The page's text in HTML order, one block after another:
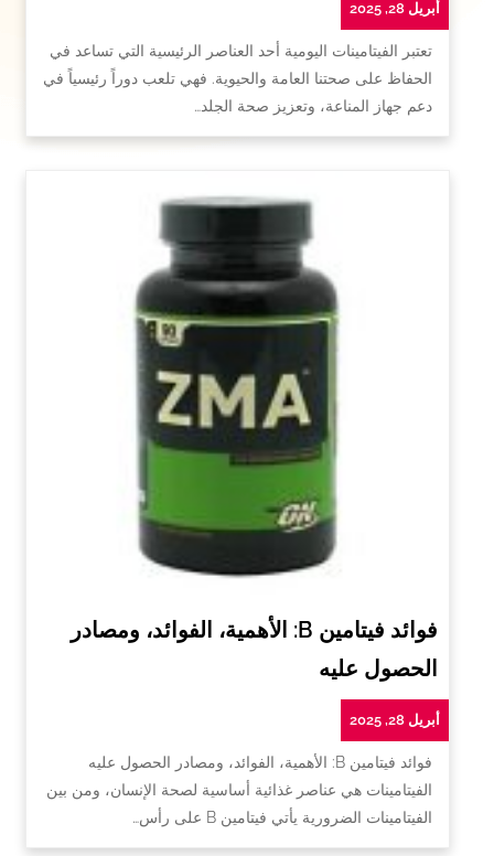
أبريل 28, 2025
تعتبر الفيتامينات اليومية أحد العناصر الرئيسية التي تساعد في
الحفاظ على صحتنا العامة والحيوية. فهي تلعب دوراً رئيسياً في
دعم جهاز المناعة، وتعزيز صحة الجلد…
فوائد فيتامين B: الأهمية، الفوائد، ومصادر
الحصول عليه
أبريل 28, 2025
فوائد فيتامين B: الأهمية، الفوائد، ومصادر الحصول عليه
الفيتامينات هي عناصر غذائية أساسية لصحة الإنسان، ومن بين
الفيتامينات الضرورية يأتي فيتامين B على رأس…